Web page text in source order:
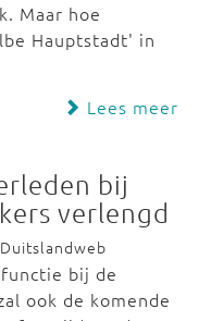
Maar hoe
Hauptstadt' in
Lees meer
bij
verlengd
bij de
ook de komende